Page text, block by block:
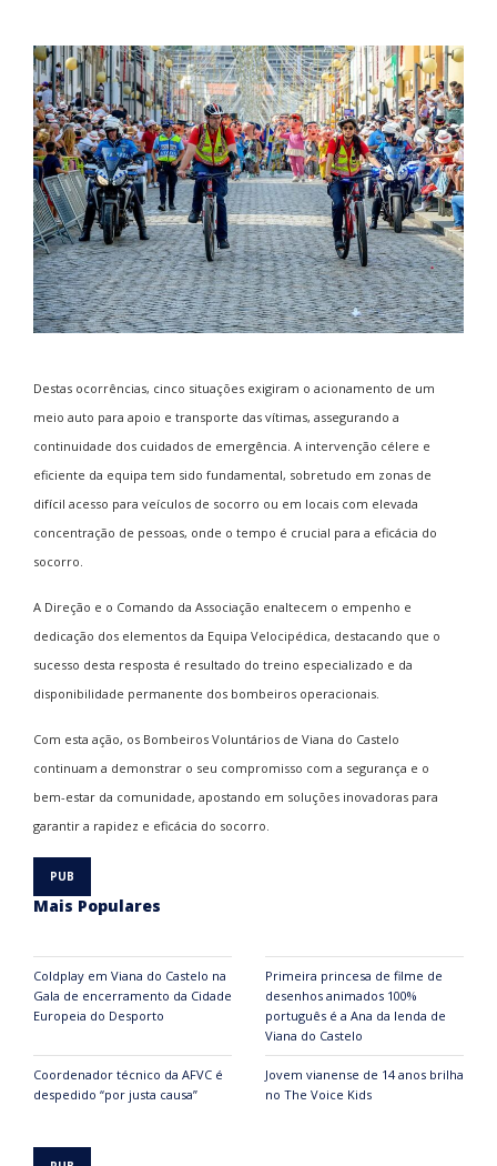
Destas ocorrências, cinco situações exigiram o acionamento de um
meio auto para apoio e transporte das vítimas, assegurando a
continuidade dos cuidados de emergência. A intervenção célere e
eficiente da equipa tem sido fundamental, sobretudo em zonas de
difícil acesso para veículos de socorro ou em locais com elevada
concentração de pessoas, onde o tempo é crucial para a eficácia do
socorro.
A Direção e o Comando da Associação enaltecem o empenho e
dedicação dos elementos da Equipa Velocipédica, destacando que o
sucesso desta resposta é resultado do treino especializado e da
disponibilidade permanente dos bombeiros operacionais.
Com esta ação, os Bombeiros Voluntários de Viana do Castelo
continuam a demonstrar o seu compromisso com a segurança e o
bem-estar da comunidade, apostando em soluções inovadoras para
garantir a rapidez e eficácia do socorro.
Mais Populares
Coldplay em Viana do Castelo na
Gala de encerramento da Cidade
Europeia do Desporto
Primeira princesa de filme de
desenhos animados 100%
português é a Ana da lenda de
Viana do Castelo
Coordenador técnico da AFVC é
despedido “por justa causa”
Jovem vianense de 14 anos brilha
no The Voice Kids